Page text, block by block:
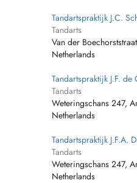
Tandartspraktijk J.C.
Tandarts
Van der
Netherlands
Tandartspraktijk J.F. de
Tandarts
Weteringschans 247,
Netherlands
Tandartspraktijk J.F.A.
Tandarts
Weteringschans 247,
Netherlands